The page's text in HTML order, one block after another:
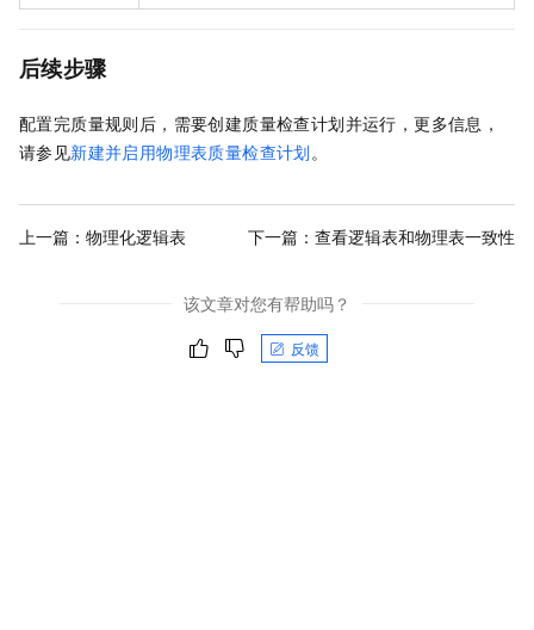
后续步骤
配置完质量规则后，需要创建质量检查计划并运行，更多信息，
请参见新建并启用物理表质量检查计划。
上一篇： 物理化逻辑表 下一篇： 查看逻辑表和物理表一致性
该文章对您有帮助吗？
反馈